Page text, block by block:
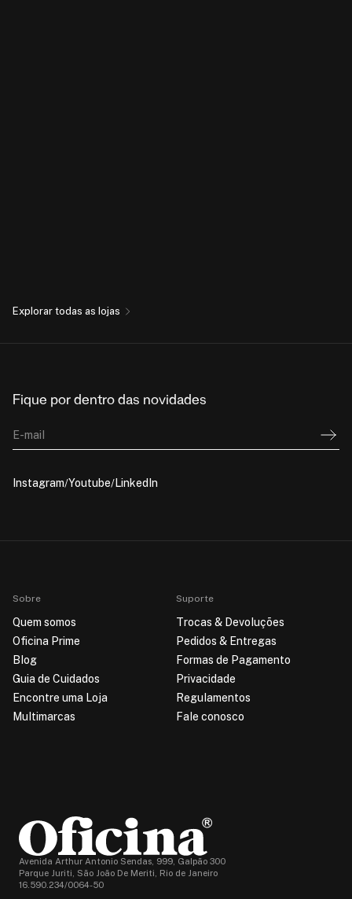
Explorar todas as lojas
Fique por dentro das novidades
E-mail
Instagram Youtube LinkedIn
Sobre
Quem somos
Oficina Prime
Blog
Guia de Cuidados
Encontre uma Loja
Multimarcas
Suporte
Trocas & Devoluções
Pedidos & Entregas
Formas de Pagamento
Privacidade
Regulamentos
Fale conosco
Avenida Arthur Antonio Sendas, 999, Galpão 300
Parque Juriti, São João De Meriti, Rio de Janeiro
16.590.234/0064-50